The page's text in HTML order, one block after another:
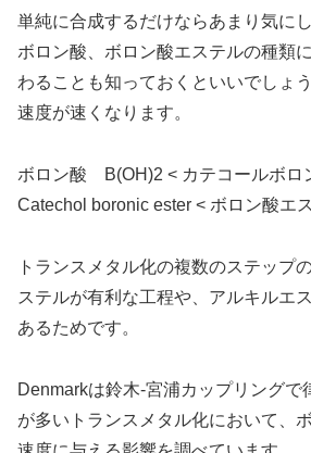
単純に合成するだけならあまり気に
ボロン酸、ボロン酸エステルの種類
わることも知っておくといいでしょ
速度が速くなります。
ボロン酸 B(OH)2 < カテコールボ
Catechol boronic ester < ボロン酸エ
トランスメタル化の複数のステップ
ステルが有利な工程や、アルキルエ
あるためです。
Denmarkは鈴木-宮浦カップリングで
が多いトランスメタル化において、